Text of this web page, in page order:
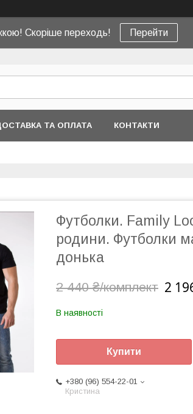
Скоріше переходь! Перейти
ТА ОПЛАТА КОНТАКТИ
Футболки. Family
родини. Футболки
донька
2 440 ₴/комплект 2
В наявності
Купити
+380 (96) 554-22-01
Кристина